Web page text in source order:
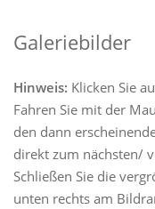
Galeriebilder
Hinweis: Klicken Sie
Fahren Sie mit der
den dann
direkt zum nächsten/
Schließen Sie die
unten rechts am